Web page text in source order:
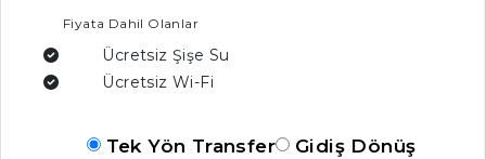
Fiyata Dahil Olanlar
Ücretsiz Şişe Su
Ücretsiz Wi-Fi
Tek Yön Transfer Gidiş Dönüş